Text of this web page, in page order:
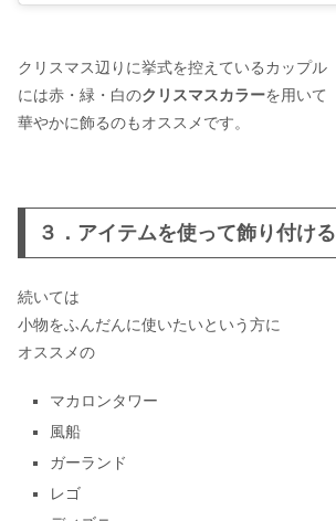
クリスマス辺りに挙式を控えているカップル
には赤・緑・白のクリスマスカラーを用いて
華やかに飾るのもオススメです。
３．アイテムを使って飾り付ける
続いては
小物をふんだんに使いたいという方に
オススメの
マカロンタワー
風船
ガーランド
レゴ